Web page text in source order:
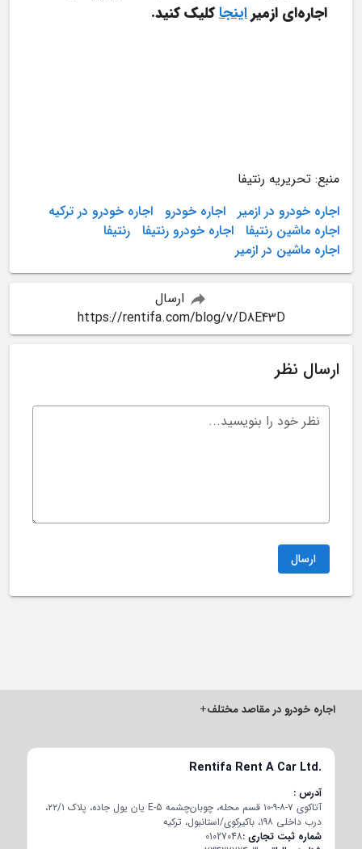
اجاره‌ای ازمیر
اینجاکلیک کنید.
منبع: تحریریه رنتیفا
اجاره خودرو در ازمیر
اجاره خودرو
اجاره خودرو در ترکیه
اجاره ماشین رنتیفا اجاره خودرو رنتیفا رنتیفا
اجاره ماشین در ازمیر
ارسال
https://rentifa.com/blog/v/D8E43D
ارسال نظر
نظر خود را بنویسید...
ارسال
اجاره خودرو در مقاصد مختلف+
Rentifa Rent A Car Ltd.
آدرس
آتاکوی ۷-۸-۹-۱۰ قسم محله، چوبان‌چشمه E-5 یان یول جاده، پلاک ۲۲/۱،
درب داخلی ۱۹۸، باکیرکوی/استانبول، ترکیه
شماره ثبت تجاری01027048